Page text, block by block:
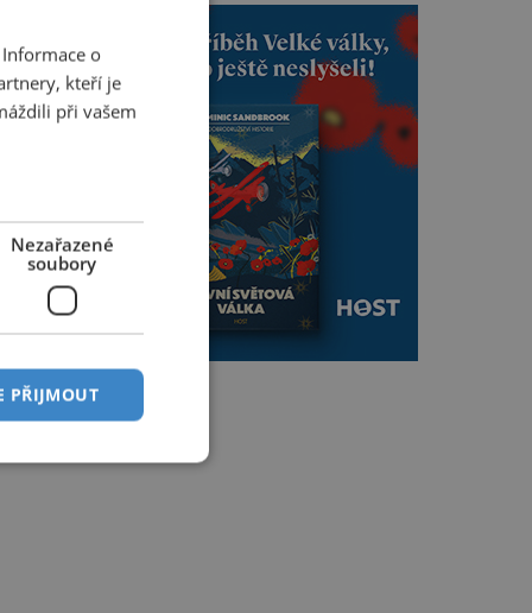
o
kteří je
při vašem
Nezařazené
soubory
PŘIJMOUT